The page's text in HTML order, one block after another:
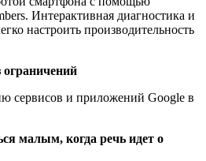
Интерактивная диагностика и
настроить производительность
сервисов и приложений Google в
малым, когда речь идет о